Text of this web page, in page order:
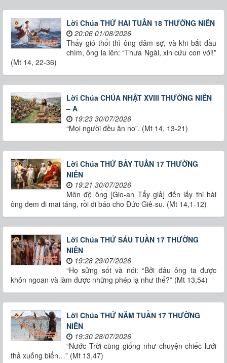
Lời Chúa THỨ HAI TUẦN 18 THƯỜNG NIÊN
20:06 01/08/2026
Thấy gió thổi thì ông đâm sợ, và khi bắt đầu
chìm, ông la lên: “Thưa Ngài, xin cứu con với!”
(Mt 14, 22-36)
Lời Chúa CHÚA NHẬT XVIII THƯỜNG NIÊN
– A
19:23 30/07/2026
“Mọi người đều ăn no”. (Mt 14, 13-21)
Lời Chúa THỨ BẢY TUẦN 17 THƯỜNG
NIÊN
19:21 30/07/2026
Môn đệ ông [Gio-an Tẩy giả] đến lấy thi hài
ông đem đi mai táng, rồi đi báo cho Đức Giê-su. (Mt 14,1-12)
Lời Chúa THỨ SÁU TUẦN 17 THƯỜNG
NIÊN
19:28 29/07/2026
“Họ sửng sốt và nói: “Bởi đâu ông ta được
khôn ngoan và làm được những phép lạ như thế?” (Mt 13,54)
Lời Chúa THỨ NĂM TUẦN 17 THƯỜNG
NIÊN
19:30 28/07/2026
“Nước Trời cũng giống như chuyện chiếc lưới
thả xuống biển…” (Mt 13,47)